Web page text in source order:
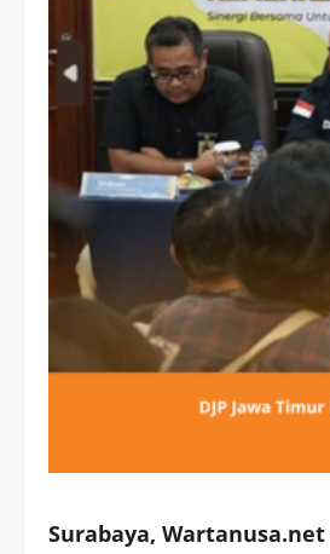
Surabaya, Wartanusa.net